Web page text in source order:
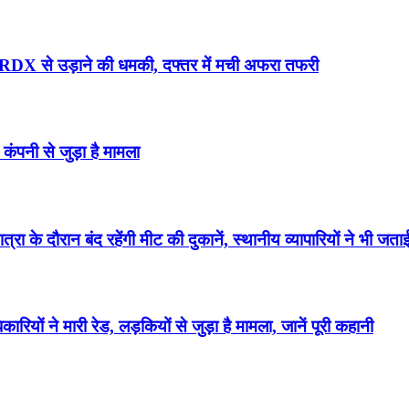
से उड़ाने की धमकी, दफ्तर में मची अफरा तफरी
कंपनी से जुड़ा है मामला
बंद रहेंगी मीट की दुकानें, स्थानीय व्यापारियों ने भी
ने मारी रेड, लड़कियों से जुड़ा है मामला, जानें पूरी कहानी